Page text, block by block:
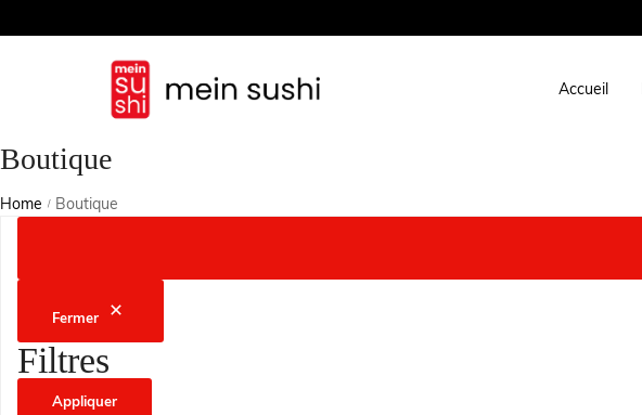
Accueil
Boutique
Home / Boutique
Fermer
Filtres
Appliquer